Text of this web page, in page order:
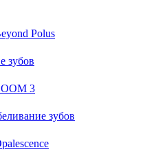
Polus
зубов
3
зубов